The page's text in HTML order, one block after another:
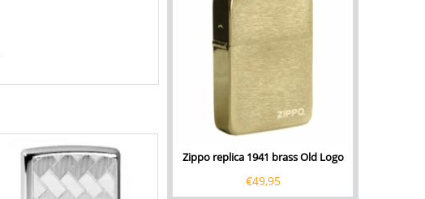
Zippo replica 1941 brass Old Logo
€49,95